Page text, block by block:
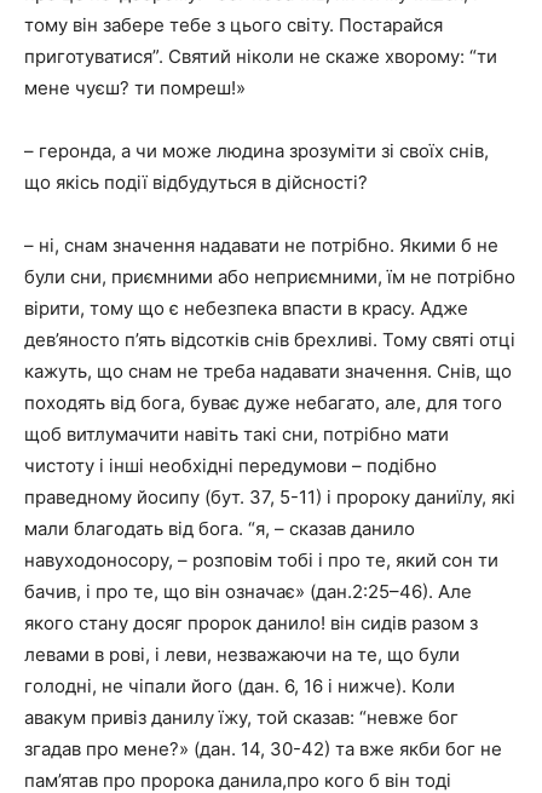
тому він забере тебе з цього світу. Постарайся
приготуватися”. Святий ніколи не скаже хворому: “ти
мене чуєш? ти помреш!»
– геронда, а чи може людина зрозуміти зі своїх снів,
що якісь події відбудуться в дійсності?
– ні, снам значення надавати не потрібно. Якими б не
були сни, приємними або неприємними, їм не потрібно
вірити, тому що є небезпека впасти в красу. Адже
дев’яносто п’ять відсотків снів брехливі. Тому святі отці
кажуть, що снам не треба надавати значення. Снів, що
походять від бога, буває дуже небагато, але, для того
щоб витлумачити навіть такі сни, потрібно мати
чистоту і інші необхідні передумови – подібно
праведному йосипу (бут. 37, 5-11) і пророку даниїлу, які
мали благодать від бога. “я, – сказав данило
навуходоносору, – розповім тобі і про те, який сон ти
бачив, і про те, що він означає» (дан.2:25–46). Але
якого стану досяг пророк данило! він сидів разом з
левами в рові, і леви, незважаючи на те, що були
голодні, не чіпали його (дан. 6, 16 і нижче). Коли
авакум привіз данилу їжу, той сказав: “невже бог
згадав про мене?» (дан. 14, 30-42) та вже якби бог не
пам’ятав про пророка данила,про кого б він тоді